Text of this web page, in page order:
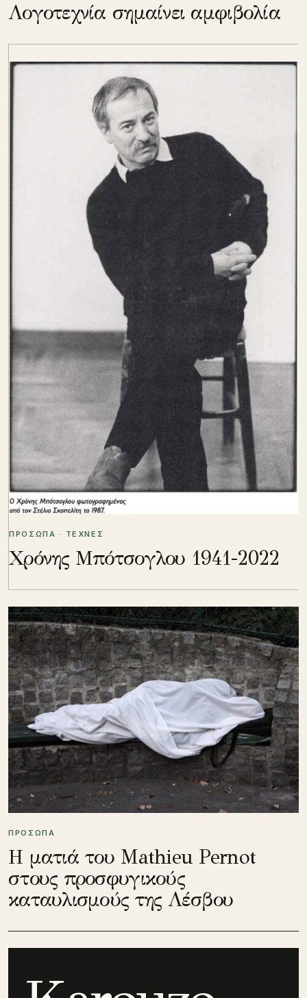
Λογοτεχνία σημαίνει αμφιβολία
ΠΡΟΣΩΠΑ · ΤΕΧΝΕΣ
Χρόνης Μπότσογλου 1941-2022
ΠΡΟΣΩΠΑ
Η ματιά του Mathieu Pernot
στους προσφυγικούς
καταυλισμούς της Λέσβου